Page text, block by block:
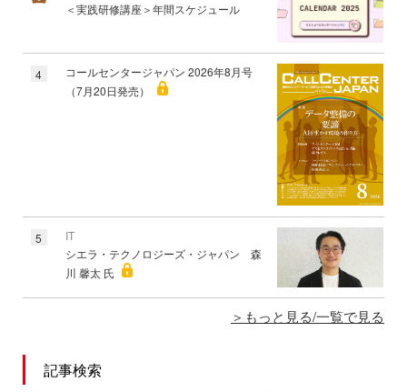
＜実践研修講座＞年間スケジュール
4
コールセンタージャパン 2026年8月号
（7月20日発売）
5
IT
シエラ・テクノロジーズ・ジャパン 森
川 馨太 氏
もっと見る/一覧で見る
記事検索